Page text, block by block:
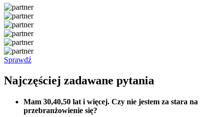
Sprawdź
Najczęściej zadawane pytania
Mam 30,40,50 lat i więcej. Czy nie jestem za stara na
przebranżowienie się?